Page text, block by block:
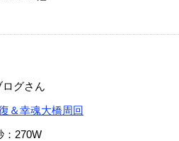
ログさん
＆幸魂大橋周回
：270W